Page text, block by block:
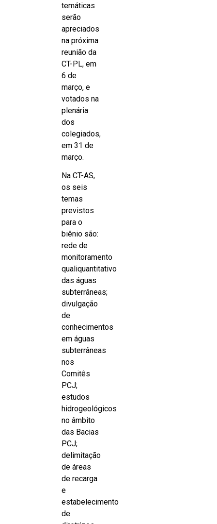
temáticas
serão
apreciados
na próxima
reunião da
CT-PL, em
6 de
março, e
votados na
plenária
dos
colegiados,
em 31 de
março.
Na CT-AS,
os seis
temas
previstos
para o
biênio são:
rede de
monitoramento
qualiquantitativo
das águas
subterrâneas;
divulgação
de
conhecimentos
em águas
subterrâneas
nos
Comitês
PCJ;
estudos
hidrogeológicos
no âmbito
das Bacias
PCJ;
delimitação
de áreas
de recarga
e
estabelecimento
de